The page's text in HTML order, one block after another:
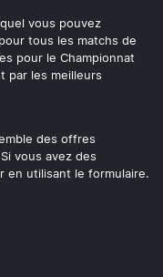
vous pouvez
tous les matchs de
pour le Championnat
par les meilleurs
des offres
vous avez des
en utilisant le formulaire.